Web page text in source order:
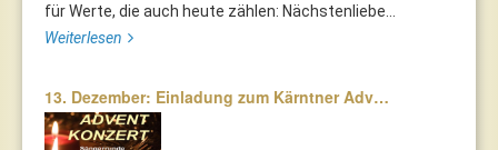
für Werte, die auch heute zählen: Nächstenliebe...
Weiterlesen
13. Dezember: Einladung zum Kärntner Adv…